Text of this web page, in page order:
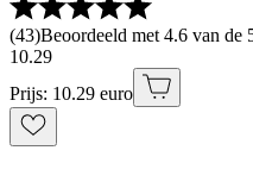
(43)Beoordeeld met 4.6 van de
10.29
Prijs: 10.29 euro